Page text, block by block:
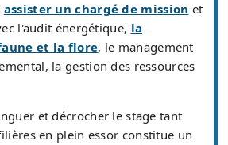
assister un chargé de mission et
l'audit énergétique, la
et la flore, le management
la gestion des ressources
et décrocher le stage tant
en plein essor constitue un